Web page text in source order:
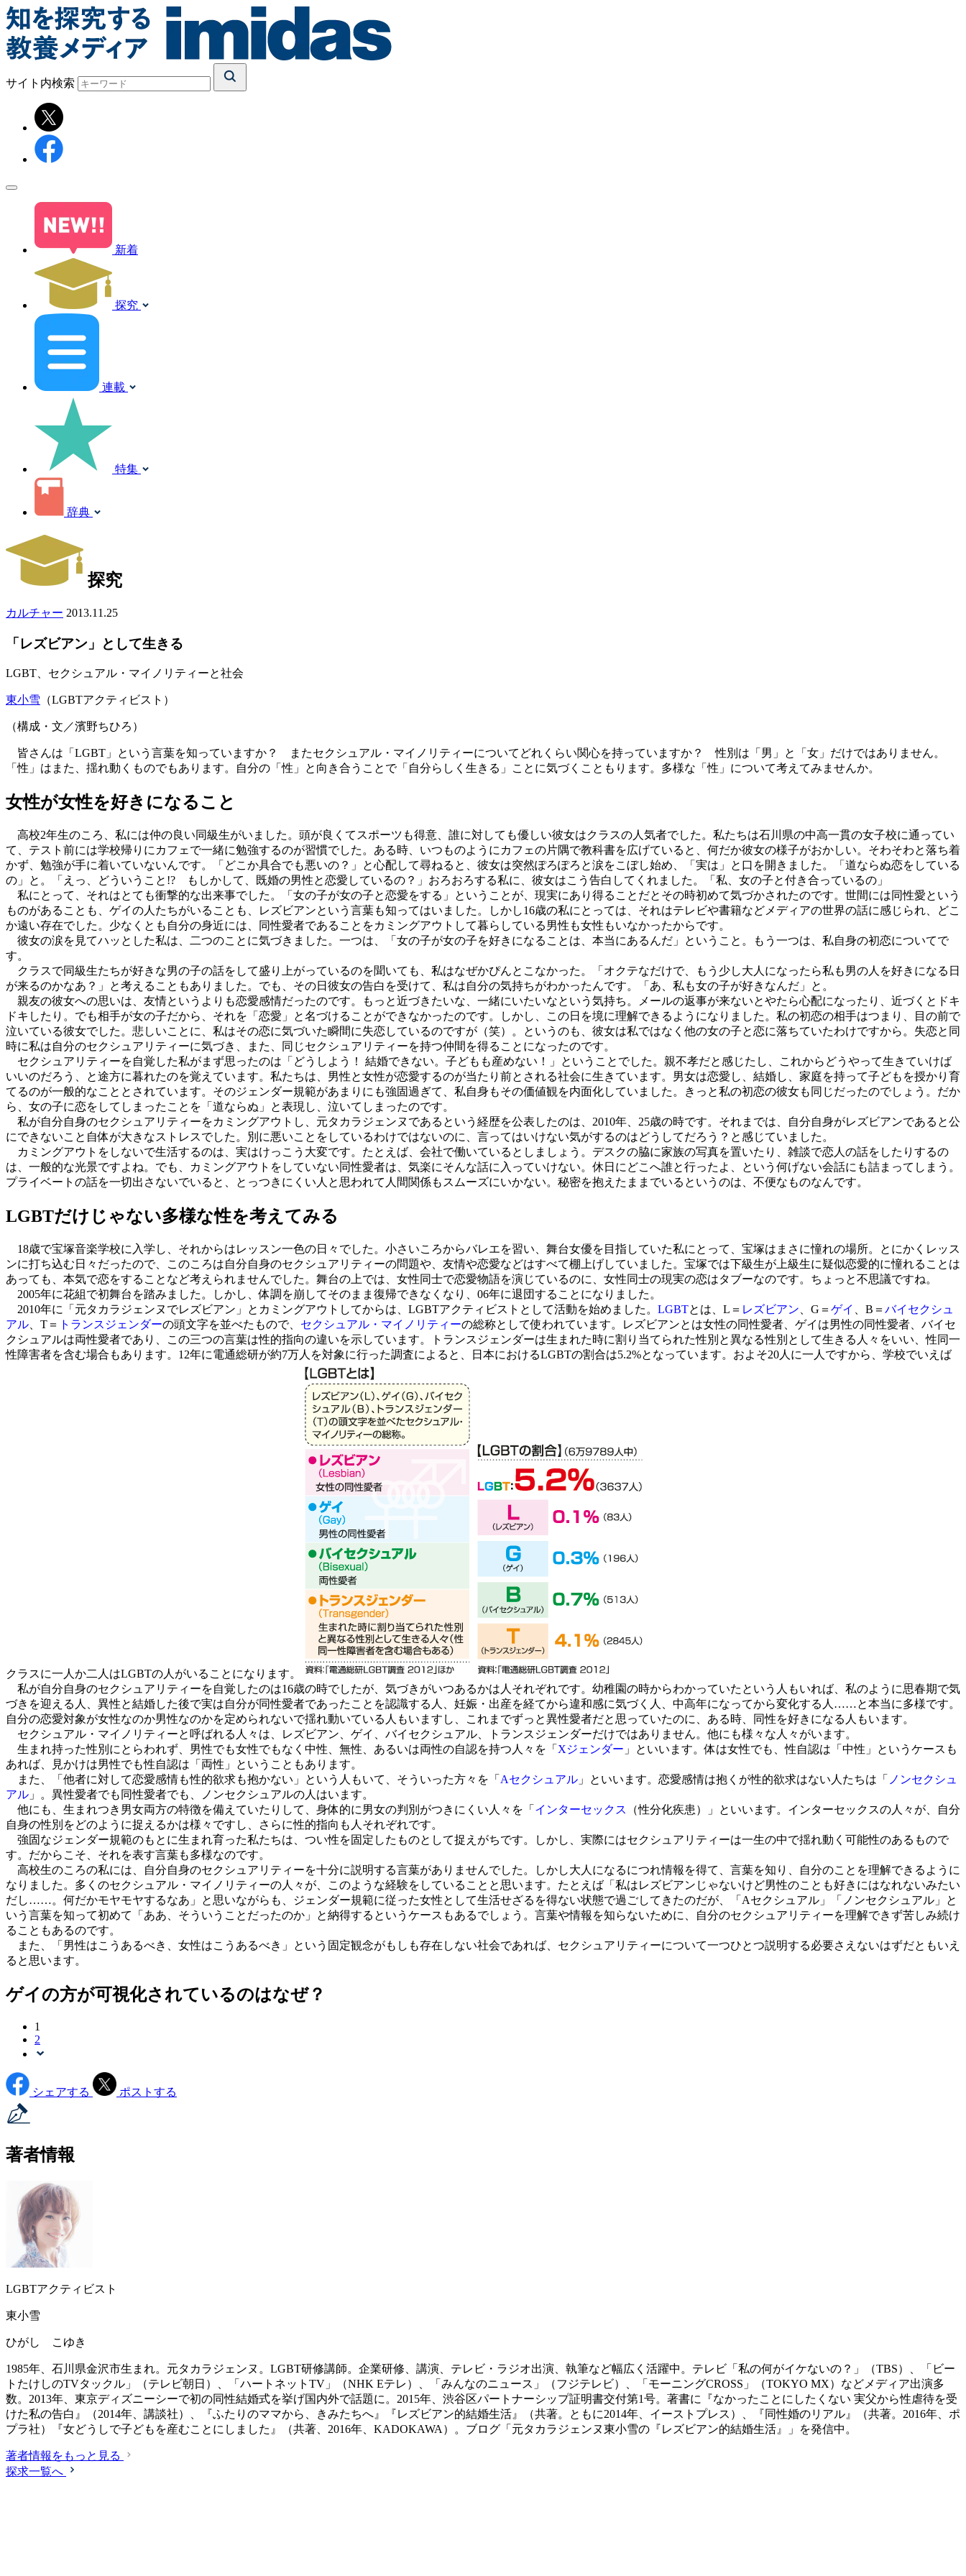
サイト内検索
新着
探究
連載
特集
辞典
探究
カルチャー 2013.11.25
「レズビアン」として生きる
LGBT、セクシュアル・マイノリティーと社会
東小雪 （LGBTアクティビスト）
（構成・文／濱野ちひろ）
皆さんは「LGBT」という言葉を知っていますか？ またセクシュアル・マイノリティーについてどれくらい関心を持っていますか？ 性別は「男」と「女」だけではありません。
「性」はまた、揺れ動くものでもあります。自分の「性」と向き合うことで「自分らしく生きる」ことに気づくこともります。多様な「性」について考えてみませんか。
女性が女性を好きになること
高校2年生のころ、私には仲の良い同級生がいました。頭が良くてスポーツも得意、誰に対しても優しい彼女はクラスの人気者でした。私たちは石川県の中高一貫の女子校に通ってい
て、テスト前には学校帰りにカフェで一緒に勉強するのが習慣でした。ある時、いつものようにカフェの片隅で教科書を広げていると、何だか彼女の様子がおかしい。そわそわと落ち着
かず、勉強が手に着いていないんです。「どこか具合でも悪いの？」と心配して尋ねると、彼女は突然ぽろぽろと涙をこぼし始め、「実は」と口を開きました。「道ならぬ恋をしている
の」と。「えっ、どういうこと!? もしかして、既婚の男性と恋愛しているの？」おろおろする私に、彼女はこう告白してくれました。「私、女の子と付き合っているの」
私にとって、それはとても衝撃的な出来事でした。「女の子が女の子と恋愛をする」ということが、現実にあり得ることだとその時初めて気づかされたのです。世間には同性愛という
ものがあることも、ゲイの人たちがいることも、レズビアンという言葉も知ってはいました。しかし16歳の私にとっては、それはテレビや書籍などメディアの世界の話に感じられ、どこ
か遠い存在でした。少なくとも自分の身近には、同性愛者であることをカミングアウトして暮らしている男性も女性もいなかったからです。
彼女の涙を見てハッとした私は、二つのことに気づきました。一つは、「女の子が女の子を好きになることは、本当にあるんだ」ということ。もう一つは、私自身の初恋についてで
す。
クラスで同級生たちが好きな男の子の話をして盛り上がっているのを聞いても、私はなぜかぴんとこなかった。「オクテなだけで、もう少し大人になったら私も男の人を好きになる日
が来るのかなあ？」と考えることもありました。でも、その日彼女の告白を受けて、私は自分の気持ちがわかったんです。「あ、私も女の子が好きなんだ」と。
親友の彼女への思いは、友情というよりも恋愛感情だったのです。もっと近づきたいな、一緒にいたいなという気持ち。メールの返事が来ないとやたら心配になったり、近づくとドキ
ドキしたり。でも相手が女の子だから、それを「恋愛」と名づけることができなかったのです。しかし、この日を境に理解できるようになりました。私の初恋の相手はつまり、目の前で
泣いている彼女でした。悲しいことに、私はその恋に気づいた瞬間に失恋しているのですが（笑）。というのも、彼女は私ではなく他の女の子と恋に落ちていたわけですから。失恋と同
時に私は自分のセクシュアリティーに気づき、また、同じセクシュアリティーを持つ仲間を得ることになったのです。
セクシュアリティーを自覚した私がまず思ったのは「どうしよう！ 結婚できない。子どもも産めない！」ということでした。親不孝だと感じたし、これからどうやって生きていけば
いいのだろう、と途方に暮れたのを覚えています。私たちは、男性と女性が恋愛するのが当たり前とされる社会に生きています。男女は恋愛し、結婚し、家庭を持って子どもを授かり育
てるのが一般的なこととされています。そのジェンダー規範があまりにも強固過ぎて、私自身もその価値観を内面化していました。きっと私の初恋の彼女も同じだったのでしょう。だか
ら、女の子に恋をしてしまったことを「道ならぬ」と表現し、泣いてしまったのです。
私が自分自身のセクシュアリティーをカミングアウトし、元タカラジェンヌであるという経歴を公表したのは、2010年、25歳の時です。それまでは、自分自身がレズビアンであると公
にできないこと自体が大きなストレスでした。別に悪いことをしているわけではないのに、言ってはいけない気がするのはどうしてだろう？と感じていました。
カミングアウトをしないで生活するのは、実はけっこう大変です。たとえば、会社で働いているとしましょう。デスクの脇に家族の写真を置いたり、雑談で恋人の話をしたりするの
は、一般的な光景ですよね。でも、カミングアウトをしていない同性愛者は、気楽にそんな話に入っていけない。休日にどこへ誰と行ったよ、という何げない会話にも詰まってしまう。
プライベートの話を一切出さないでいると、とっつきにくい人と思われて人間関係もスムーズにいかない。秘密を抱えたままでいるというのは、不便なものなんです。
LGBTだけじゃない多様な性を考えてみる
18歳で宝塚音楽学校に入学し、それからはレッスン一色の日々でした。小さいころからバレエを習い、舞台女優を目指していた私にとって、宝塚はまさに憧れの場所。とにかくレッス
ンに打ち込む日々だったので、このころは自分自身のセクシュアリティーの問題や、友情や恋愛などはすべて棚上げしていました。宝塚では下級生が上級生に疑似恋愛的に憧れることは
あっても、本気で恋をすることなど考えられませんでした。舞台の上では、女性同士で恋愛物語を演じているのに、女性同士の現実の恋はタブーなのです。ちょっと不思議ですね。
2005年に花組で初舞台を踏みました。しかし、体調を崩してそのまま復帰できなくなり、06年に退団することになりました。
2010年に「元タカラジェンヌでレズビアン」とカミングアウトしてからは、LGBTアクティビストとして活動を始めました。 LGBTとは、L＝ レズビアン 、G＝ ゲイ 、B＝ バイセクシュ
アル 、T＝ トランスジェンダーの頭文字を並べたもので、 セクシュアル・マイノリティーの総称として使われています。レズビアンとは女性の同性愛者、ゲイは男性の同性愛者、バイセ
クシュアルは両性愛者であり、この三つの言葉は性的指向の違いを示しています。トランスジェンダーは生まれた時に割り当てられた性別と異なる性別として生きる人々をいい、性同一
性障害者を含む場合もあります。12年に電通総研が約7万人を対象に行った調査によると、日本におけるLGBTの割合は5.2%となっています。およそ20人に一人ですから、学校でいえば
クラスに一人か二人はLGBTの人がいることになります。
私が自分自身のセクシュアリティーを自覚したのは16歳の時でしたが、気づきがいつあるかは人それぞれです。幼稚園の時からわかっていたという人もいれば、私のように思春期で気
づきを迎える人、異性と結婚した後で実は自分が同性愛者であったことを認識する人、妊娠・出産を経てから違和感に気づく人、中高年になってから変化する人……と本当に多様です。
自分の恋愛対象が女性なのか男性なのかを定められないで揺れ動いている人もいますし、これまでずっと異性愛者だと思っていたのに、ある時、同性を好きになる人もいます。
セクシュアル・マイノリティーと呼ばれる人々は、レズビアン、ゲイ、バイセクシュアル、トランスジェンダーだけではありません。他にも様々な人々がいます。
生まれ持った性別にとらわれず、男性でも女性でもなく中性、無性、あるいは両性の自認を持つ人々を「 Xジェンダー 」といいます。体は女性でも、性自認は「中性」というケースも
あれば、見かけは男性でも性自認は「両性」ということもあります。
また、「他者に対して恋愛感情も性的欲求も抱かない」という人もいて、そういった方々を「 Aセクシュアル 」といいます。恋愛感情は抱くが性的欲求はない人たちは「 ノンセクシュ
アル 」。異性愛者でも同性愛者でも、ノンセクシュアルの人はいます。
他にも、生まれつき男女両方の特徴を備えていたりして、身体的に男女の判別がつきにくい人々を「 インターセックス
（性分化疾患）」といいます。インターセックスの人々が、自分
自身の性別をどのように捉えるかは様々ですし、さらに性的指向も人それぞれです。
強固なジェンダー規範のもとに生まれ育った私たちは、つい性を固定したものとして捉えがちです。しかし、実際にはセクシュアリティーは一生の中で揺れ動く可能性のあるもので
す。だからこそ、それを表す言葉も多様なのです。
高校生のころの私には、自分自身のセクシュアリティーを十分に説明する言葉がありませんでした。しかし大人になるにつれ情報を得て、言葉を知り、自分のことを理解できるように
なりました。多くのセクシュアル・マイノリティーの人々が、このような経験をしていることと思います。たとえば「私はレズビアンじゃないけど男性のことも好きにはなれないみたい
だし……。何だかモヤモヤするなあ」と思いながらも、ジェンダー規範に従った女性として生活せざるを得ない状態で過ごしてきたのだが、「Aセクシュアル」「ノンセクシュアル」と
いう言葉を知って初めて「ああ、そういうことだったのか」と納得するというケースもあるでしょう。言葉や情報を知らないために、自分のセクシュアリティーを理解できず苦しみ続け
ることもあるのです。
また、「男性はこうあるべき、女性はこうあるべき」という固定観念がもしも存在しない社会であれば、セクシュアリティーについて一つひとつ説明する必要さえないはずだともいえ
ると思います。
ゲイの方が可視化されているのはなぜ？
1
2
シェアする ポストする
著者情報
LGBTアクティビスト
東小雪
ひがし こゆき
1985年、石川県金沢市生まれ。元タカラジェンヌ。LGBT研修講師。企業研修、講演、テレビ・ラジオ出演、執筆など幅広く活躍中。テレビ「私の何がイケないの？」（TBS）、「ビー
トたけしのTVタックル」（テレビ朝日）、「ハートネットTV」（NHK Eテレ）、「みんなのニュース」（フジテレビ）、「モーニングCROSS」（TOKYO MX）などメディア出演多
数。2013年、東京ディズニーシーで初の同性結婚式を挙げ国内外で話題に。2015年、渋谷区パートナーシップ証明書交付第1号。著書に『なかったことにしたくない 実父から性虐待を受
けた私の告白』（2014年、講談社）、『ふたりのママから、きみたちへ』『レズビアン的結婚生活』（共著。ともに2014年、イーストプレス）、『同性婚のリアル』（共著。2016年、ポ
プラ社）『女どうしで子どもを産むことにしました』（共著、2016年、KADOKAWA）。ブログ「元タカラジェンヌ東小雪の『レズビアン的結婚生活』」を発信中。
著者情報をもっと見る
探求一覧へ